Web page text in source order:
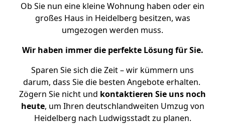
Ob Sie nun eine kleine Wohnung haben oder ein
großes Haus in Heidelberg besitzen, was
umgezogen werden muss.
Wir haben immer die perfekte Lösung für Sie.
Sparen Sie sich die Zeit – wir kümmern uns
darum, dass Sie die besten Angebote erhalten.
Zögern Sie nicht und kontaktieren Sie uns noch
heute, um Ihren deutschlandweiten Umzug von
Heidelberg nach Ludwigsstadt zu planen.